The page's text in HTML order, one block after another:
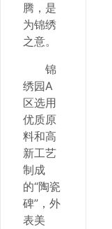
腾，是
为锦绣
之意。
锦
绣园A
区选用
优质原
料和高
新工艺
制成
的“陶瓷
碑”，外
表美